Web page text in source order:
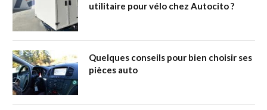
utilitaire pour vélo chez Autocito ?
Quelques conseils pour bien choisir ses
pièces auto